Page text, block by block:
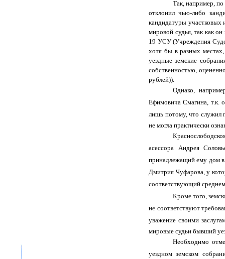
Так, например,
отклонил чью-либо
кандидатуры
мировой судья, так как
19 УСУ (Учреждения
хотя бы в разных местах,
уездные земские
собственностью,
рублей)).
Однако,
Ефимовича Смагина, т.к.
лишь потому, что служил
не могла практически
асессора Андрея
принадлежащий ему дом
Дмитрия Чуфарова, у
соответствующий
Кроме того,
не соответствуют
уважение своими
мировые судьи бывший
Необходимо
уездном земском